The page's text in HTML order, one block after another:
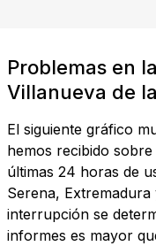
Problemas en
Villanueva de
El siguiente gráfico
hemos recibido
últimas 24 horas de
Serena,
interrupción se
informes es mayor